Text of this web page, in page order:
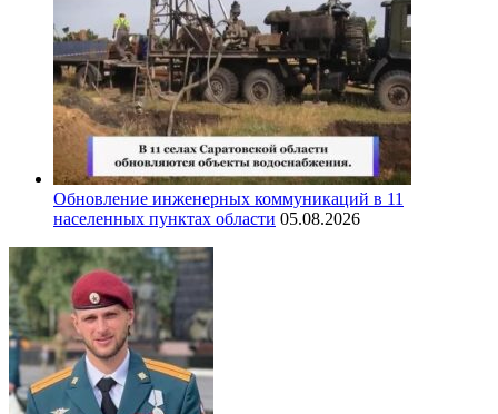
Обновление инженерных коммуникаций в 11
населенных пунктах области 05.08.2026